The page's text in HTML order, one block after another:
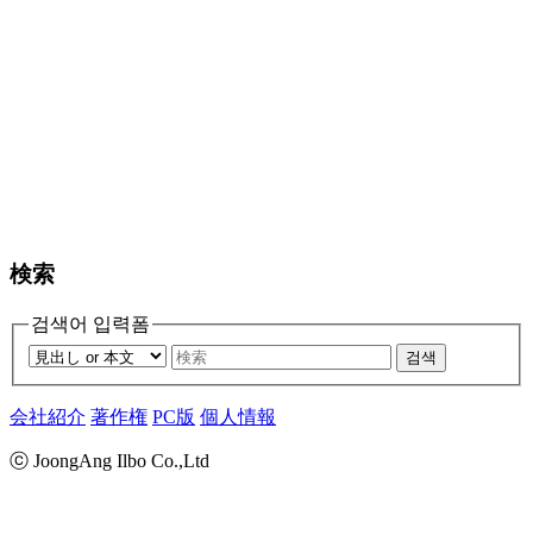
検索
검색어 입력폼
검색
会社紹介 著作権 PC版 個人情報
ⓒ JoongAng Ilbo Co.,Ltd